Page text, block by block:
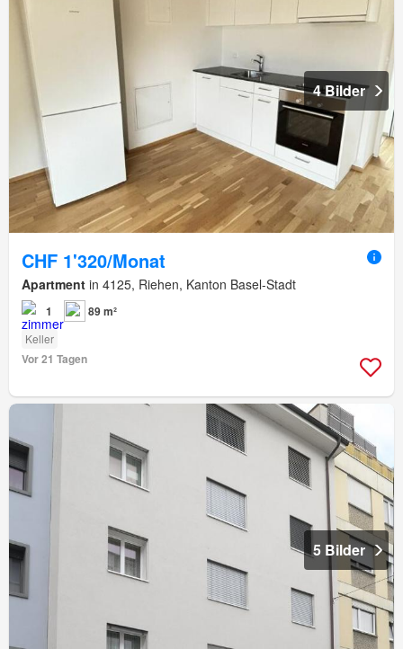
4 Bilder
CHF 1'320/Monat
Apartment in 4125, Riehen, Kanton Basel-Stadt
1 89 m²
Keller
Vor 21 Tagen
5 Bilder